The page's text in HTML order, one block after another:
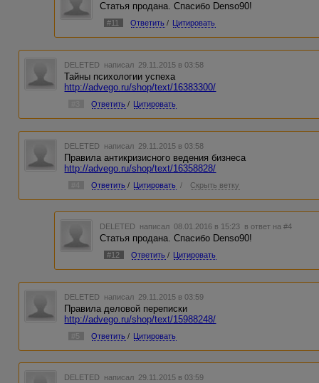
Статья продана. Спасибо Denso90!
#11 Ответить / Цитировать
DELETED написал 29.11.2015 в 03:58
Тайны психологии успеха
http://advego.ru/shop/text/16383300/
Ответить / Цитировать
DELETED написал 29.11.2015 в 03:58
Правила антикризисного ведения бизнеса
http://advego.ru/shop/text/16358828/
Ответить / Цитировать / Скрыть ветку
DELETED написал 08.01.2016 в 15:23 в ответ на #4
Статья продана. Спасибо Denso90!
#12 Ответить / Цитировать
DELETED написал 29.11.2015 в 03:59
Правила деловой переписки
http://advego.ru/shop/text/15988248/
#5 Ответить / Цитировать
DELETED написал 29.11.2015 в 03:59